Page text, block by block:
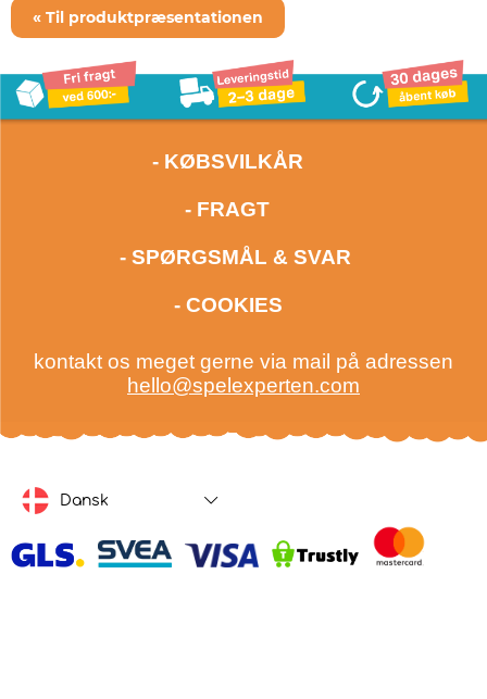
« Til produktpræsentationen
- KØBSVILKÅR
- FRAGT
- SPØRGSMÅL & SVAR
- COOKIES
kontakt os meget gerne via mail på adressen
hello@spelexperten.com
Dansk